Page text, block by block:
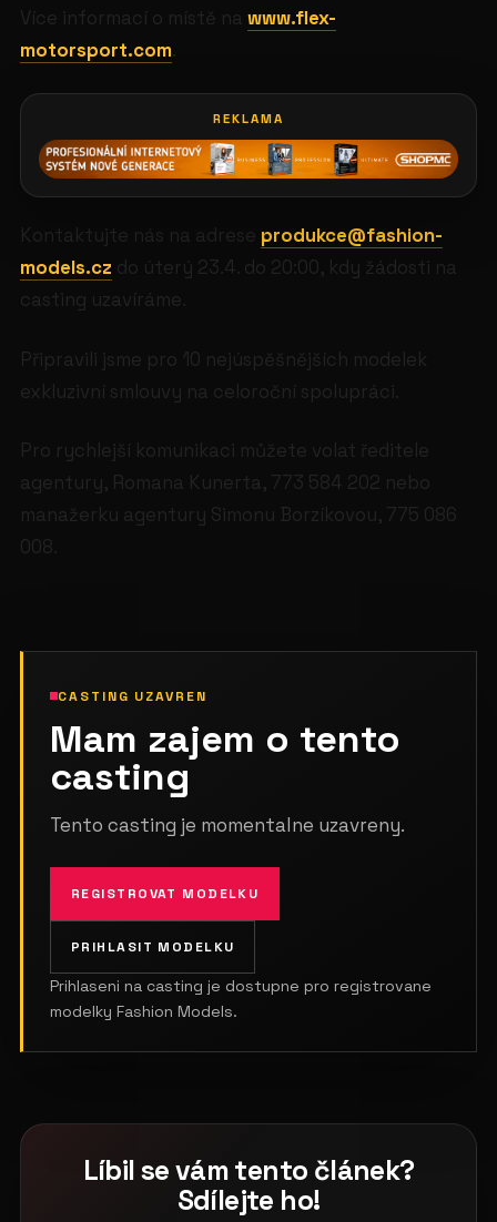
Více informací o místě na www.flex-
motorsport.com
REKLAMA
Kontaktujte nás na adrese produkce@fashion-
models.cz do úterý 23.4. do 20:00, kdy žádosti na
casting uzavíráme.
Připravili jsme pro 10 nejúspěšnějších modelek
exkluzivní smlouvy na celoroční spolupráci.
Pro rychlejší komunikaci můžete volat ředitele
agentury, Romana Kunerta, 773 584 202 nebo
manažerku agentury Simonu Borzíkovou, 775 086
008.
CASTING UZAVREN
Mam zajem o tento
casting
Tento casting je momentalne uzavreny.
REGISTROVAT MODELKU
PRIHLASIT MODELKU
Prihlaseni na casting je dostupne pro registrovane
modelky Fashion Models.
Líbil se vám tento článek?
Sdílejte ho!